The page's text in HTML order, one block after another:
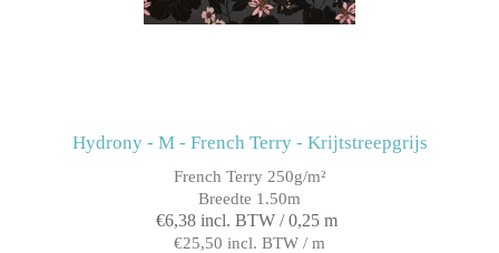
Hydrony - M - French Terry - Krijtstreepgrijs
French Terry 250g/m²
Breedte 1.50m
€6,38 incl. BTW / 0,25 m
€25,50 incl. BTW / m